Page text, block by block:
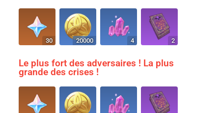
30 20000 4 2
Le plus fort des adversaires ! La plus
grande des crises !